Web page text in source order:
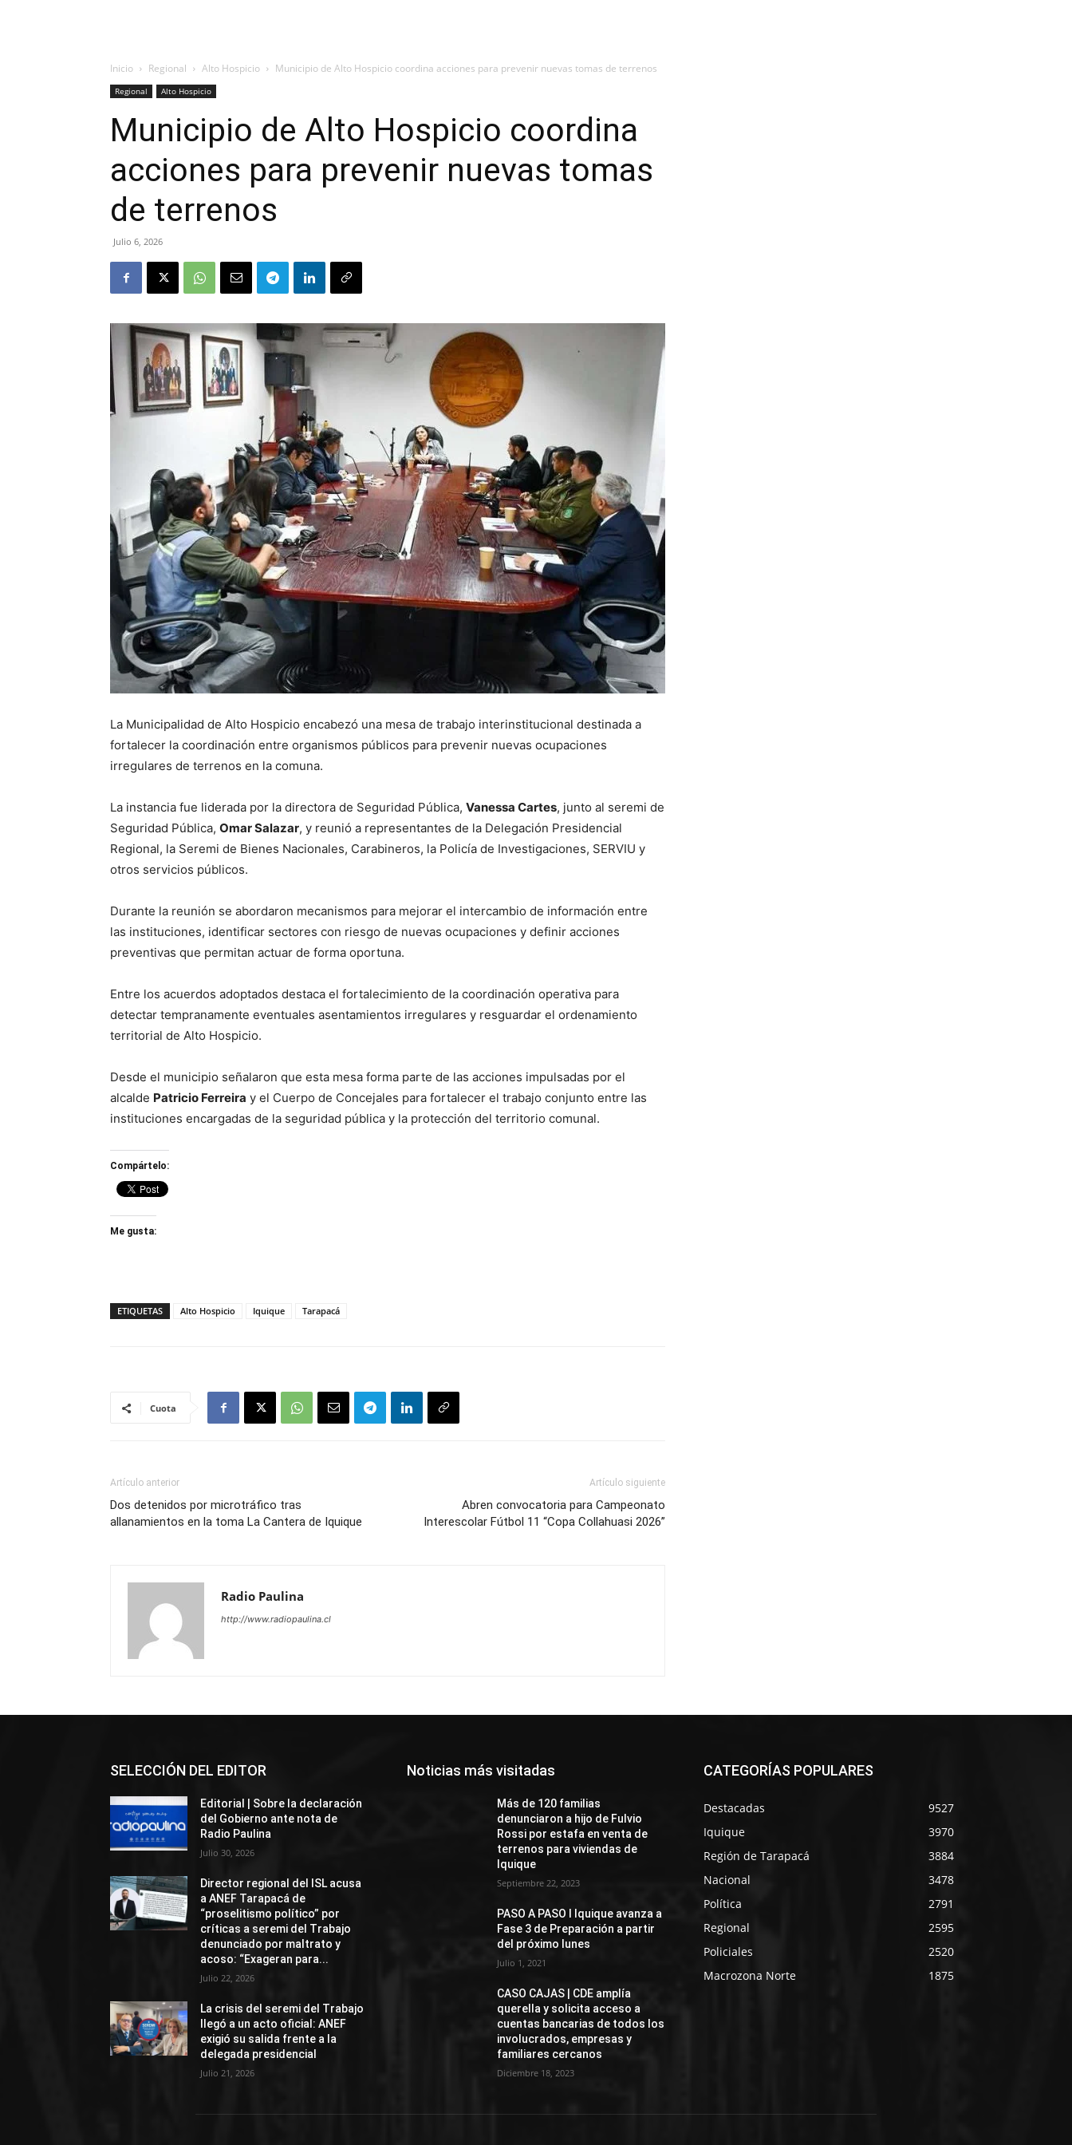
Inicio Regional Alto Hospicio Municipio de Alto Hospicio coordina acciones para prevenir nuevas tomas de terrenos
Regional Alto Hospicio
Municipio de Alto Hospicio coordina
acciones para prevenir nuevas tomas
de terrenos
Julio 6, 2026
La Municipalidad de Alto Hospicio encabezó una mesa de trabajo interinstitucional destinada a
fortalecer la coordinación entre organismos públicos para prevenir nuevas ocupaciones
irregulares de terrenos en la comuna.
La instancia fue liderada por la directora de Seguridad Pública, Vanessa Cartes, junto al seremi de
Seguridad Pública, Omar Salazar, y reunió a representantes de la Delegación Presidencial
Regional, la Seremi de Bienes Nacionales, Carabineros, la Policía de Investigaciones, SERVIU y
otros servicios públicos.
Durante la reunión se abordaron mecanismos para mejorar el intercambio de información entre
las instituciones, identificar sectores con riesgo de nuevas ocupaciones y definir acciones
preventivas que permitan actuar de forma oportuna.
Entre los acuerdos adoptados destaca el fortalecimiento de la coordinación operativa para
detectar tempranamente eventuales asentamientos irregulares y resguardar el ordenamiento
territorial de Alto Hospicio.
Desde el municipio señalaron que esta mesa forma parte de las acciones impulsadas por el
alcalde Patricio Ferreira y el Cuerpo de Concejales para fortalecer el trabajo conjunto entre las
instituciones encargadas de la seguridad pública y la protección del territorio comunal.
Compártelo:
Me gusta:
ETIQUETAS Alto Hospicio Iquique Tarapacá
Cuota
Artículo anterior
Dos detenidos por microtráfico tras
allanamientos en la toma La Cantera de Iquique
Artículo siguiente
Abren convocatoria para Campeonato
Interescolar Fútbol 11 “Copa Collahuasi 2026”
Radio Paulina
http://www.radiopaulina.cl
SELECCIÓN DEL EDITOR
Editorial | Sobre la declaración
del Gobierno ante nota de
Radio Paulina
Julio 30, 2026
Director regional del ISL acusa
a ANEF Tarapacá de
“proselitismo político” por
críticas a seremi del Trabajo
denunciado por maltrato y
acoso: “Exageran para...
Julio 22, 2026
La crisis del seremi del Trabajo
llegó a un acto oficial: ANEF
exigió su salida frente a la
delegada presidencial
Julio 21, 2026
Noticias más visitadas
Más de 120 familias
denunciaron a hijo de Fulvio
Rossi por estafa en venta de
terrenos para viviendas de
Iquique
Septiembre 22, 2023
PASO A PASO I Iquique avanza a
Fase 3 de Preparación a partir
del próximo lunes
Julio 1, 2021
CASO CAJAS | CDE amplía
querella y solicita acceso a
cuentas bancarias de todos los
involucrados, empresas y
familiares cercanos
Diciembre 18, 2023
CATEGORÍAS POPULARES
Destacadas
9527
Iquique
3970
Región de Tarapacá
3884
Nacional
3478
Política
2791
Regional
2595
Policiales
2520
Macrozona Norte
1875